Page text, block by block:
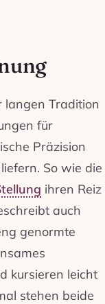
langen Tradition
für
Präzision
So wie die
ihren Reiz
auch
genormte
kursieren leicht
stehen beide